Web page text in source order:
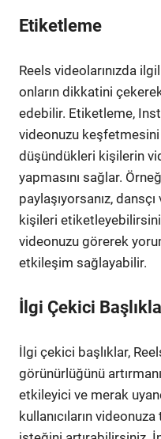
Etiketleme
Reels videolarınızda
onların dikkatini
edebilir. Etiketleme,
videonuzu
düşündükleri kişilerin
yapmasını sağlar.
paylaşıyorsanız,
kişileri
videonuzu görerek
etkileşim sağlayabilir.
İlgi Çekici
İlgi çekici başlıklar,
görünürlüğünü
etkileyici ve merak
kullanıcıların